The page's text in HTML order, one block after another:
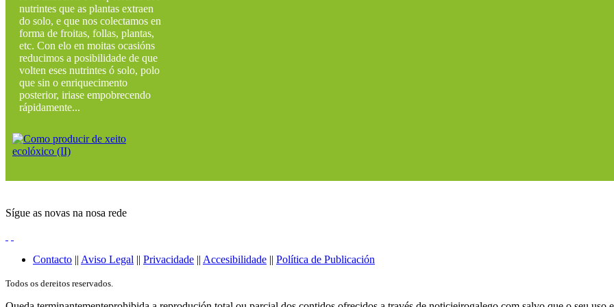
nutrintes que as plantas extraen
do solo, e que nos colectamos en
forma de froitas, follas, plantas,
etc. Con elo en moitas ocasións
reducimos a posibilidade de que
volten eses nutrintes ó solo, polo
que sin o enriquecimento
posterior, iriase empobrecendo
rápidamente...
Sígue as novas na nosa rede
Contacto || Aviso Legal || Privacidade || Accesibilidade || Política de Publicación
Todos os dereitos reservados.